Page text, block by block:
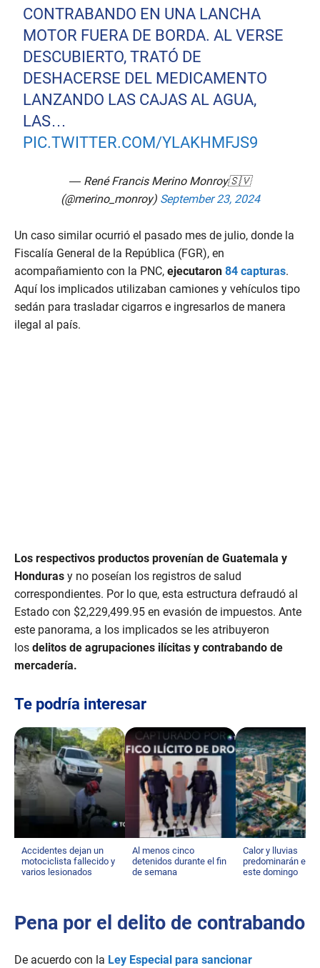
CONTRABANDO EN UNA LANCHA
MOTOR FUERA DE BORDA. AL VERSE
DESCUBIERTO, TRATÓ DE
DESHACERSE DEL MEDICAMENTO
LANZANDO LAS CAJAS AL AGUA,
LAS…
PIC.TWITTER.COM/YLAKHMFJS9
— René Francis Merino Monroy🇸🇻
(@merino_monroy) September 23, 2024
Un caso similar ocurrió el pasado mes de julio, donde la
Fiscalía General de la República (FGR), en
acompañamiento con la PNC, ejecutaron 84 capturas.
Aquí los implicados utilizaban camiones y vehículos tipo
sedán para trasladar cigarros e ingresarlos de manera
ilegal al país.
Los respectivos productos provenían de Guatemala y
Honduras y no poseían los registros de salud
correspondientes. Por lo que, esta estructura defraudó al
Estado con $2,229,499.95 en evasión de impuestos. Ante
este panorama, a los implicados se les atribuyeron
los delitos de agrupaciones ilícitas y contrabando de
mercadería.
Te podría interesar
Accidentes dejan un
motociclista fallecido y
varios lesionados
Al menos cinco
detenidos durante el fin
de semana
Calor y lluvias
predominarán el
este domingo
Pena por el delito de contrabando
De acuerdo con la Ley Especial para sancionar